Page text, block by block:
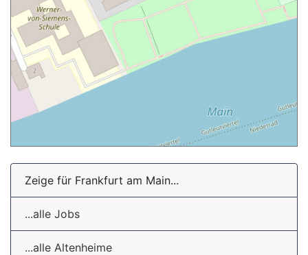
Zeige für Frankfurt am Main...
...alle Jobs
...alle Altenheime